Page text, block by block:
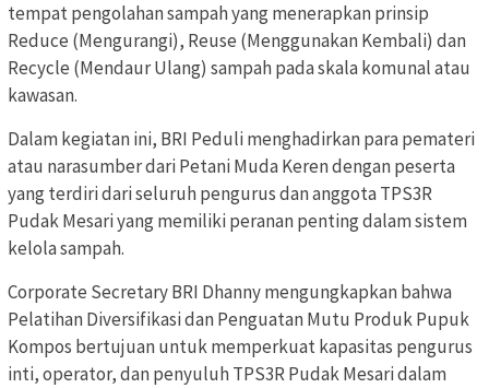
tempat pengolahan sampah yang menerapkan prinsip
Reduce (Mengurangi), Reuse (Menggunakan Kembali) dan
Recycle (Mendaur Ulang) sampah pada skala komunal atau
kawasan.
Dalam kegiatan ini, BRI Peduli menghadirkan para pemateri
atau narasumber dari Petani Muda Keren dengan peserta
yang terdiri dari seluruh pengurus dan anggota TPS3R
Pudak Mesari yang memiliki peranan penting dalam sistem
kelola sampah.
Corporate Secretary BRI Dhanny mengungkapkan bahwa
Pelatihan Diversifikasi dan Penguatan Mutu Produk Pupuk
Kompos bertujuan untuk memperkuat kapasitas pengurus
inti, operator, dan penyuluh TPS3R Pudak Mesari dalam